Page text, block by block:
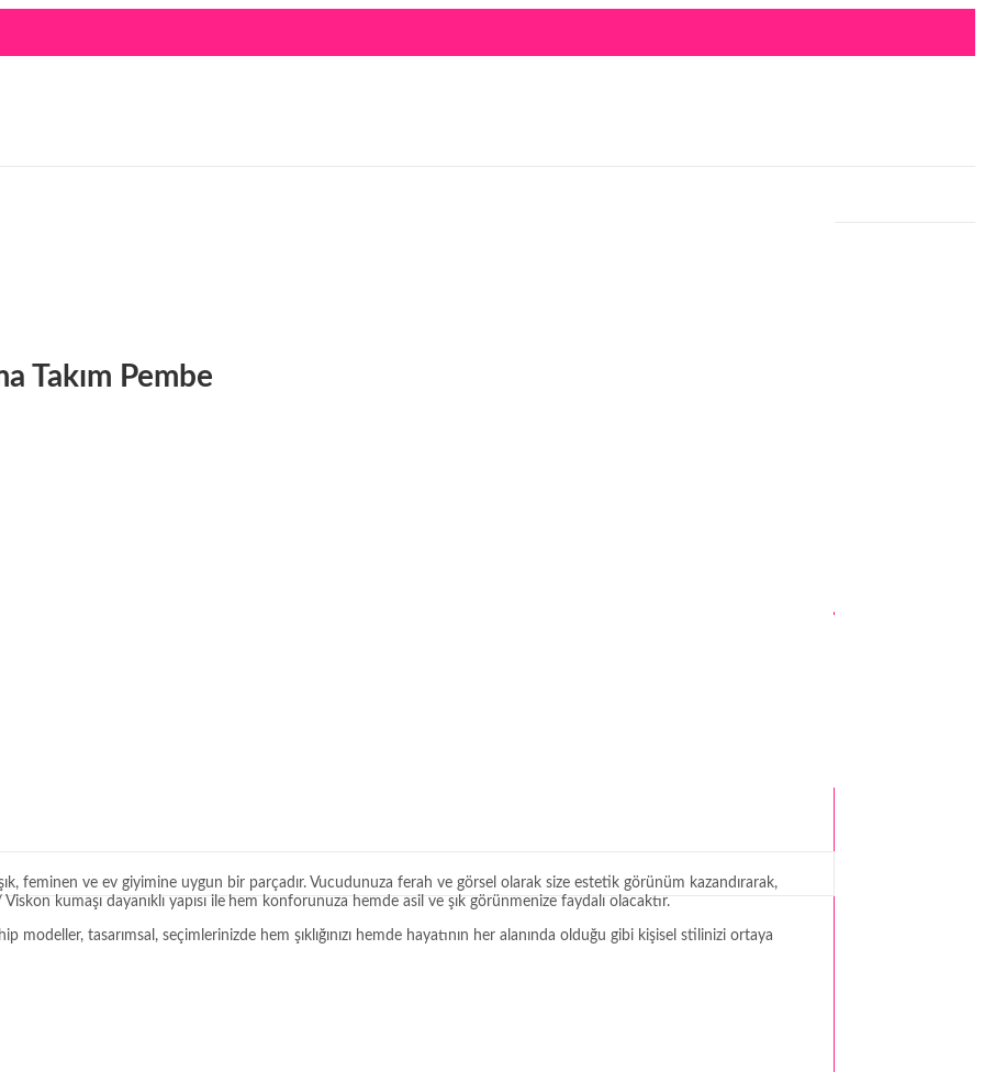
Takım Pembe
feminen ve ev giyimine uygun bir parçadır. Vucudunuza ferah ve görsel olarak size estetik görünüm kazandırarak,
kumaşı dayanıklı yapısı ile hem konforunuza hemde asil ve şık görünmenize faydalı olacaktır.
tasarımsal, seçimlerinizde hem şıklığınızı hemde hayatının her alanında olduğu gibi kişisel stilinizi ortaya